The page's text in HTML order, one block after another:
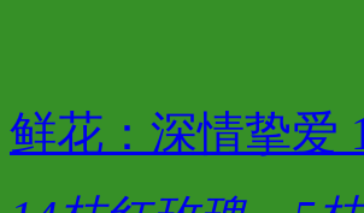
鲜花：深情挚爱